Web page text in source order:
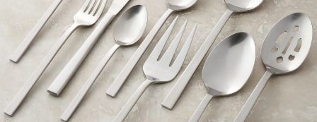
r
c